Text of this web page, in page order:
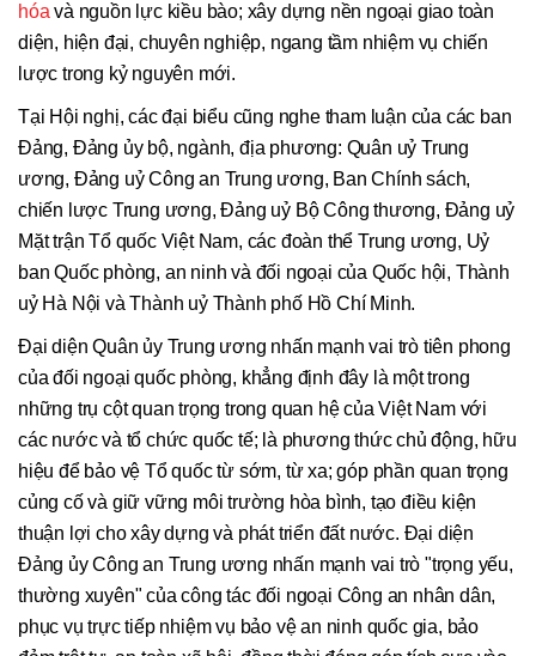
hóa và nguồn lực kiều bào; xây dựng nền ngoại giao toàn
diện, hiện đại, chuyên nghiệp, ngang tầm nhiệm vụ chiến
lược trong kỷ nguyên mới.
Tại Hội nghị, các đại biểu cũng nghe tham luận của các ban
Đảng, Đảng ủy bộ, ngành, địa phương: Quân uỷ Trung
ương, Đảng uỷ Công an Trung ương, Ban Chính sách,
chiến lược Trung ương, Đảng uỷ Bộ Công thương, Đảng uỷ
Mặt trận Tổ quốc Việt Nam, các đoàn thể Trung ương, Uỷ
ban Quốc phòng, an ninh và đối ngoại của Quốc hội, Thành
uỷ Hà Nội và Thành uỷ Thành phố Hồ Chí Minh.
Đại diện Quân ủy Trung ương nhấn mạnh vai trò tiên phong
của đối ngoại quốc phòng, khẳng định đây là một trong
những trụ cột quan trọng trong quan hệ của Việt Nam với
các nước và tổ chức quốc tế; là phương thức chủ động, hữu
hiệu để bảo vệ Tổ quốc từ sớm, từ xa; góp phần quan trọng
củng cố và giữ vững môi trường hòa bình, tạo điều kiện
thuận lợi cho xây dựng và phát triển đất nước. Đại diện
Đảng ủy Công an Trung ương nhấn mạnh vai trò "trọng yếu,
thường xuyên" của công tác đối ngoại Công an nhân dân,
phục vụ trực tiếp nhiệm vụ bảo vệ an ninh quốc gia, bảo